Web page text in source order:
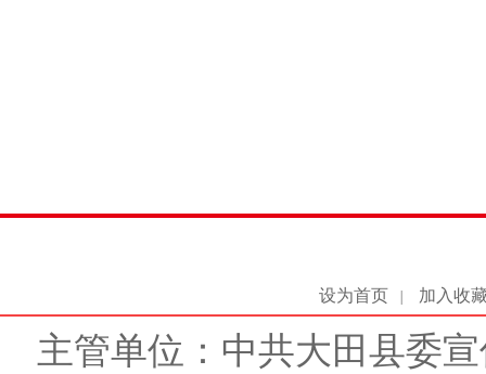
设为首页 加入收
主管单位：中共大田县委